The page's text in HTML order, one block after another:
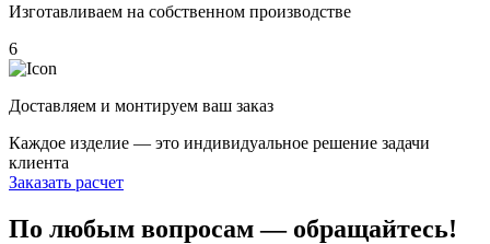
Изготавливаем на собственном производстве
6
Доставляем и монтируем ваш заказ
Каждое изделие — это индивидуальное решение задачи
клиента
Заказать расчет
По любым вопросам — обращайтесь!